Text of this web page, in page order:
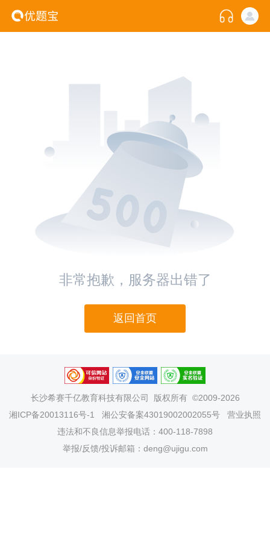
非常抱歉，服务器出错了
返回首页
长沙希赛千亿教育科技有限公司
版权所有 ©2009-2026
湘ICP备20013116号-1
湘公安备案43019002002055号
营业执照
违法和不良信息举报电话：400-118-7898
举报/反馈/投诉邮箱：deng@ujigu.com